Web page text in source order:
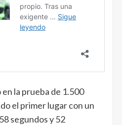
la prueba de 1.500
el primer lugar con un
segundos y 52